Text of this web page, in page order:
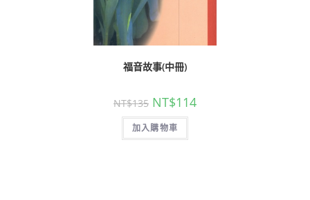
福音故事(中冊)
NT$135 NT$114
加入購物車